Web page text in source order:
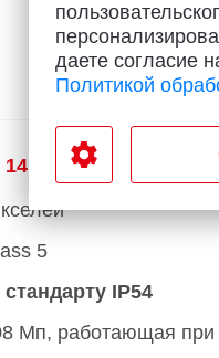
от
от
В
14
5
стандарту IP54
Мп, работающая при
даете согласие
Политикой